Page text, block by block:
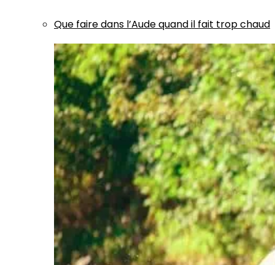
Que faire dans l’Aude quand il fait trop chaud